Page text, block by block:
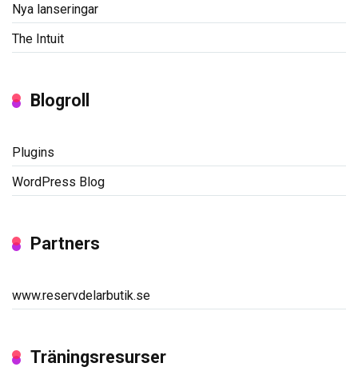
Nya lanseringar
The Intuit
Blogroll
Plugins
WordPress Blog
Partners
www.reservdelarbutik.se
Träningsresurser